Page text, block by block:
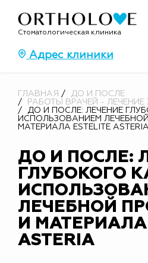
Стоматологическая клиника
Адрес клиники
ГЛАВНАЯ
ДО И ПОСЛЕ
РАБОТЫ ВРАЧЕЙ - ЛЕЧЕНИЕ
ДО И ПОСЛЕ: ЛЕЧЕНИЕ
ИСПОЛЬЗОВАНИЕМ
МАТЕРИАЛА ESTELITE ASTERIA
ДО И ПОСЛЕ:
ГЛУБОКОГО
ЛЕЧЕБНОЙ
И МАТЕРИАЛА
ASTERIA